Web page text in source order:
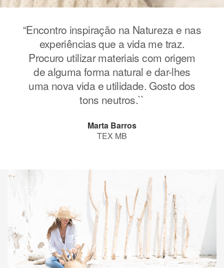
“Encontro inspiração na Natureza e nas
experiências que a vida me traz.
Procuro utilizar materiais com origem
de alguma forma natural e dar-lhes
uma nova vida e utilidade. Gosto dos
tons neutros.``
Marta Barros
TEX MB